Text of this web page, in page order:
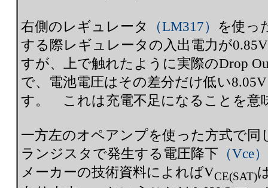
右側のレギュレータ （LM317） を使っ
する際レギュレータの入出電力が
すが、上で触れたように実際のDrop
で、電池電圧はその差分だけ低い8.05V
す。 これは充電不足になることを意
一方左のオペアンプを使った方式で
ランジスタで発生する電圧降下 （Vce）
メーカーの技術資料によればVCE(SAT)